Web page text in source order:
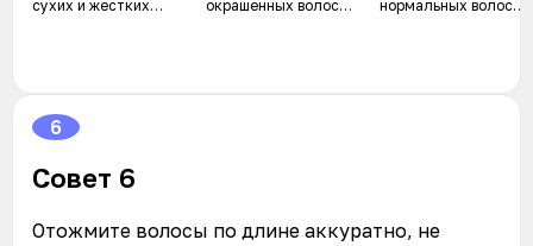
сухих и жестких
окрашенных волос
нормальных волос
6
Совет 6
Отожмите волосы по длине аккуратно, не